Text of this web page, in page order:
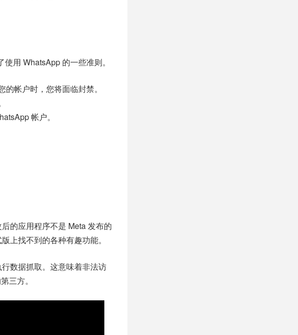
用 WhatsApp 的一些准则。
帐户时，您将面临封禁。
帐户。
的应用程序不是 Meta 发布的
上找不到的各种有趣功能。
数据抓取。这意味着非法访
三方。